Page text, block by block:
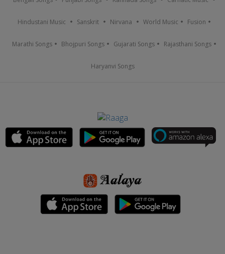
Hindustani Music Sanskrit Nirvana World Music Fusion
Marathi Songs Bhojpuri Songs Gujarati Songs Rajasthani Songs
Haryanvi Songs